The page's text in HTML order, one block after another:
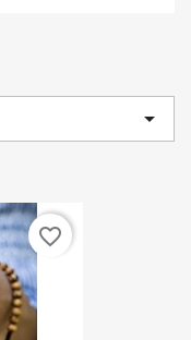

favorite_border